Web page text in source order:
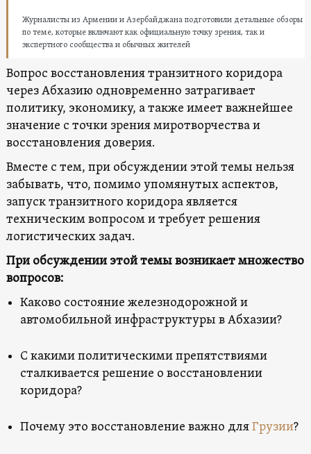
Журналисты из Армении и Азербайджана подготовили детальные обзоры
по теме, которые включают как официальную точку зрения, так и
экспертного сообщества и обычных жителей
Вопрос восстановления транзитного коридора
через Абхазию одновременно затрагивает
политику, экономику, а также имеет важнейшее
значение с точки зрения миротворчества и
восстановления доверия.
Вместе с тем, при обсуждении этой темы нельзя
забывать, что, помимо упомянутых аспектов,
запуск транзитного коридора является
техническим вопросом и требует решения
логистических задач.
При обсуждении этой темы возникает множество
вопросов:
Каково состояние железнодорожной и
автомобильной инфраструктуры в Абхазии?
С какими политическими препятствиями
сталкивается решение о восстановлении
коридора?
Почему это восстановление важно дляГрузии?